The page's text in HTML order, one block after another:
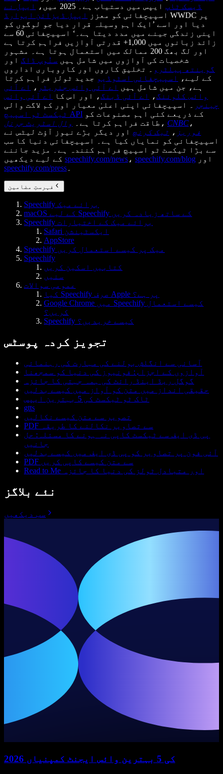
ڈیسک ٹاپ ایپس میں دستیاب ہے۔ 2025 میں،
ایپل نے
اسپیچفائی کو معزز
ایپل ڈیزائن ایوارڈ
WWDC پر
دیا اور اسے ’ایک اہم وسیلہ قرار دیا جو لوگوں کو
اپنی زندگی جینے میں مدد دیتا ہے۔‘ اسپیچفائی 60 سے
زائد زبانوں میں 1,000+ قدرتی آوازیں فراہم کرتا ہے
اور لگ بھگ 200 ممالک میں استعمال ہوتا ہے۔ مشہور
شخصیات کی آوازوں میں شامل ہیں سنُوپ ڈاگ اور
گوینتھ پیلٹرو
۔ تخلیق کاروں اور کاروباری اداروں
کے لیے،
اسپیچفائی اسٹوڈیو جدید ٹولز فراہم کرتا
ہے، جن میں شامل ہیں اے آئی وائس جنریٹر ،
اے آئی
وائس کلوننگ، اے آئی ڈبنگ، اور اس کا
اے آئی وائس
چینجر
۔ اسپیچفائی اپنی اعلیٰ معیار اور کم لاگت والی
ٹیکسٹ ٹو اسپیچ API
طاقت فراہم کرتا ہے۔
وال اسٹریٹ جرنل ، CNBC ،
فوربز ، ٹیک کرنچ اور دیگر بڑے نیوز آؤٹ لیٹس نے
اسپیچفائی کو نمایاں کیا ہے۔ اسپیچفائی دنیا کا سب
سے بڑا ٹیکسٹ ٹو اسپیچ فراہم کنندہ ہے۔ مزید جاننے
speechify.com/news ، speechify.com/blog اور
speechify.com/press
فہرستِ مضامین
Speechify برائے میک
macOS کے لیے Speechify کے ساتھ زیادہ کریں
Speechify برائے میک کے اختیارات
Safari ایکسٹینشن
AppStore
Speechify میک پر کیسے استعمال کریں
Speechify
کتابیں اسکین کریں
سنیں
عمومی سوالات
کیا Speechify صرف Apple پر ہے؟
Google Chrome میں Speechify کیسے استعمال
کریں؟
Speechify کیسے خریدیں؟
تجویز کردہ پوسٹس
آسانی سے انگلش بولنے کی مہارت کی رہنمائی
آوازوں کے اجزاء: فونیوز کی دنیا کو سمجھنا
گوگل ریڈ اینڈ رائٹ کی ہمہ جہتی کا جائزہ
حقیقی انداز میں متن کو آواز میں کیسے بدلیں
ٹاک ٹو ٹیکسٹ کی 5 بہترین ایپس
gtts
تصویر سے متن کیسے نکالیں
PDF سے تصاویر نکالنے کا طریقہ
پی ڈی ایف سے ٹیکسٹ کاپی نہ ہونے کا مسئلہ: حل
جانیں
آئی فون پر تصاویر کو پی ڈی ایف میں کیسے بدلیں
PDF سے متن کیسے کاپی کریں
Read to Me اور متبادل ٹولز کی دنیا کا جائزہ
نئے بلاگز
سب دیکھیں
2026 کی 5 بہترین وائس ایجنٹ کمپنیاں